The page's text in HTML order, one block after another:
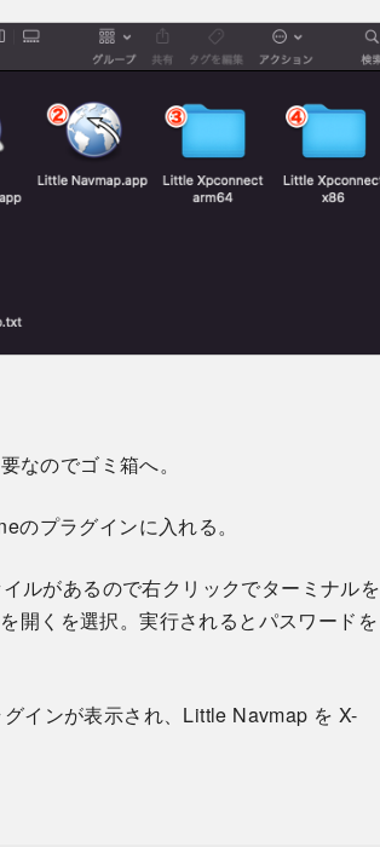
のでゴミ箱へ。
プラグインに入れる。
イルがあるので右クリックでターミナルを
開くを選択。実行されるとパスワードを
インが表示され、Little Navmap を X-